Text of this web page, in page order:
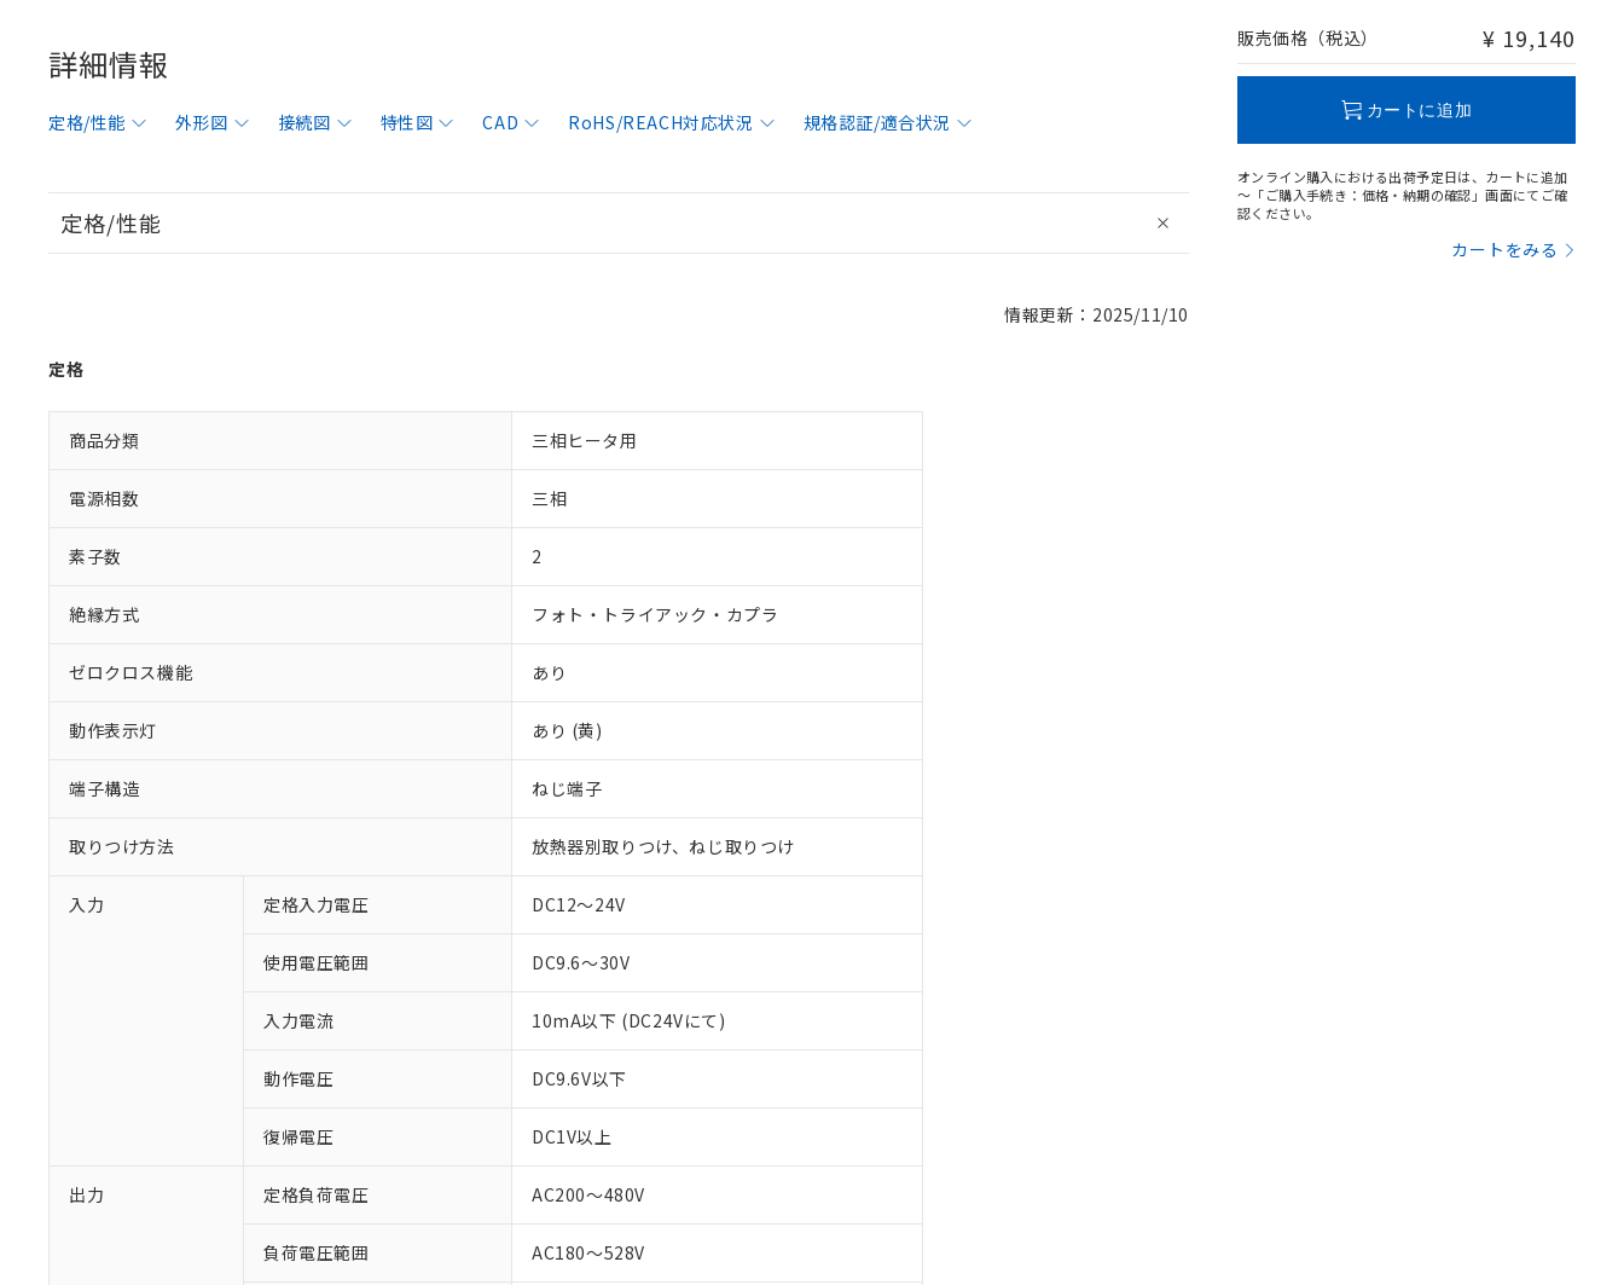
詳細情報
定格/性能 外形図 接続図 特性図 CAD RoHS/REACH対応状況 規格認証/適合状況
定格/性能
情報更新：2025/11/10
定格
商品分類 三相ヒータ用
電源相数 三相
素子数 2
絶縁方式 フォト・トライアック・カプラ
ゼロクロス機能 あり
動作表示灯 あり (黄)
端子構造 ねじ端子
取りつけ方法 放熱器別取りつけ、ねじ取りつけ
入力 定格入力電圧 DC12～24V
使用電圧範囲 DC9.6～30V
入力電流 10mA以下 (DC24Vにて)
動作電圧 DC9.6V以下
復帰電圧 DC1V以上
出力 定格負荷電圧 AC200～480V
負荷電圧範囲 AC180～528V
販売価格（税込） ¥ 19,140
カートに追加
オンライン購入における出荷予定日は、カートに追加
～「ご購入手続き：価格・納期の確認」画面にてご確
認ください。
カートをみる
ご利用条件
本サービスは、当社制御機器事業取扱商品の当社在庫状況および標準価格(税抜)を提供させていただ
対応済み：EU RoHS指令（10物質）の非含有に対応した製品が提供可能な商品です。
対応予定：EU RoHS指令（10物質）の非含有に対応した製品に切り替える予定のある商品です。
対応予定なし：EU RoHS指令（10物質）の非含有に非対応の商品で、対応品を出す予定はありません。
調査・確認中：EU RoHS指令（10物質）の非含有の対応状況を調査中または確認中の商品です。
仕入先様の事情により、非含有部品としていたものが、含有品と判明した場合などやむを得ず変更すること
*EU RoHS指令（10物質）：
※1 中国RoHS○×表
「○」：最大均質材料含有率が中国RoHSの基準値以下であることを示します。